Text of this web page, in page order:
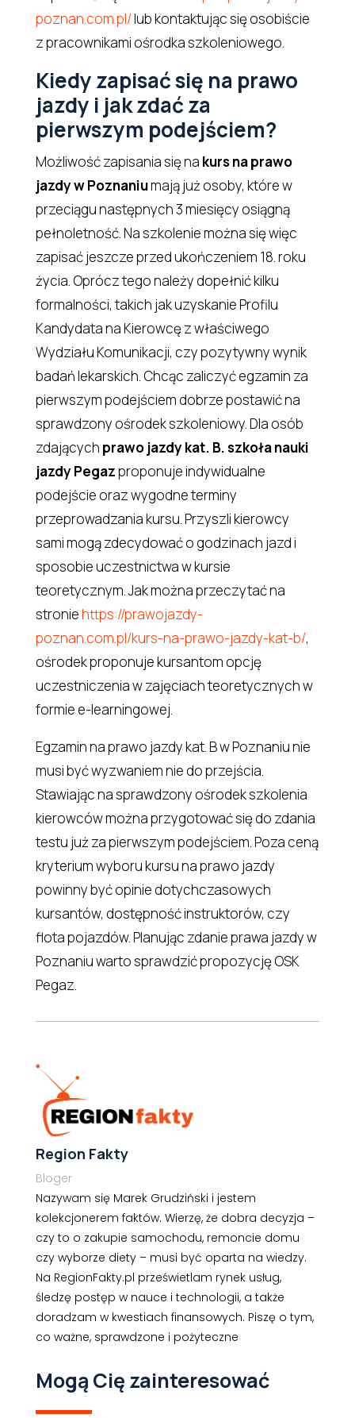
poznan.com.pl/lub kontaktując się osobiście
z pracownikami ośrodka szkoleniowego.
Kiedy zapisać się na prawo
jazdy i jak zdać za
pierwszym podejściem?
Możliwość zapisania się na kurs na prawo
jazdy w Poznaniumają już osoby, które w
przeciągu następnych 3 miesięcy osiągną
pełnoletność. Na szkolenie można się więc
zapisać jeszcze przed ukończeniem 18. roku
życia. Oprócz tego należy dopełnić kilku
formalności, takich jak uzyskanie Profilu
Kandydata na Kierowcę z właściwego
Wydziału Komunikacji, czy pozytywny wynik
badań lekarskich. Chcąc zaliczyć egzamin za
pierwszym podejściem dobrze postawić na
sprawdzony ośrodek szkoleniowy. Dla osób
zdających prawo jazdy kat. B. szkoła nauki
jazdy Pegazproponuje indywidualne
podejście oraz wygodne terminy
przeprowadzania kursu. Przyszli kierowcy
sami mogą zdecydować o godzinach jazd i
sposobie uczestnictwa w kursie
teoretycznym. Jak można przeczytać na
stroniehttps://prawojazdy-
poznan.com.pl/kurs-na-prawo-jazdy-kat-b/,
ośrodek proponuje kursantom opcję
uczestniczenia w zajęciach teoretycznych w
formie e-learningowej.
Egzamin na prawo jazdy kat. B w Poznaniu nie
musi być wyzwaniem nie do przejścia.
Stawiając na sprawdzony ośrodek szkolenia
kierowców można przygotować się do zdania
testu już za pierwszym podejściem. Poza ceną
kryterium wyboru kursu na prawo jazdy
powinny być opinie dotychczasowych
kursantów, dostępność instruktorów, czy
flota pojazdów. Planując zdanie prawa jazdy w
Poznaniu warto sprawdzić propozycję OSK
Pegaz.
Region Fakty
Bloger
Nazywam się Marek Grudziński i jestem
kolekcjonerem faktów. Wierzę, że dobra decyzja –
czy to o zakupie samochodu, remoncie domu
czy wyborze diety – musi być oparta na wiedzy.
Na RegionFakty.pl prześwietlam rynek usług,
śledzę postęp w nauce i technologii, a także
doradzam w kwestiach finansowych. Piszę o tym,
co ważne, sprawdzone i pożyteczne
Mogą Cię zainteresować